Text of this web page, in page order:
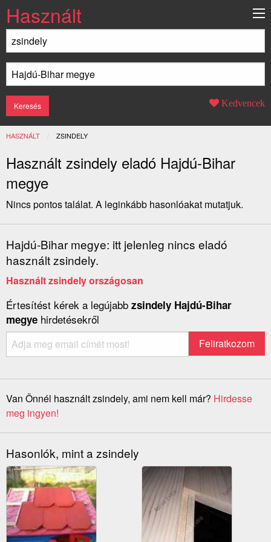
Használt
Kedvencek
HASZNÁLT JELENLEGI:
ZSINDELY
Használt zsindely eladó Hajdú-Bihar
megye
Nincs pontos találat. A leginkább hasonlóakat mutatjuk.
Hajdú-Bihar megye: itt jelenleg nincs eladó
használt zsindely.
Használt zsindely országosan
Értesítést kérek a legújabb zsindely Hajdú-Bihar
megye hirdetésekről
Van Önnél használt zsindely, ami nem kell már? Hirdesse
meg ingyen!
Hasonlók, mint a zsindely